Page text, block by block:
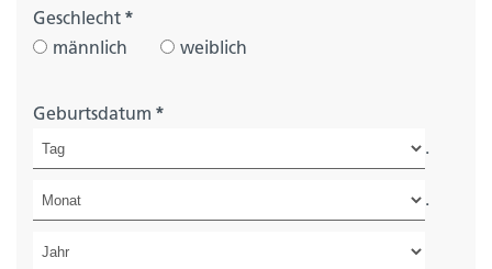
Geschlecht *
männlich
weiblich
Geburtsdatum *
.
.